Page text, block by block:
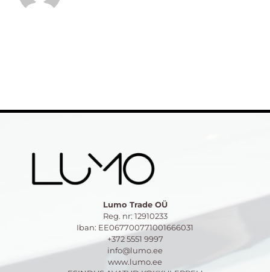
Lumo Trade OÜ
Reg. nr: 12910233
Iban: EE067700771001666031
+372 5551 9997
info@lumo.ee
www.lumo.ee